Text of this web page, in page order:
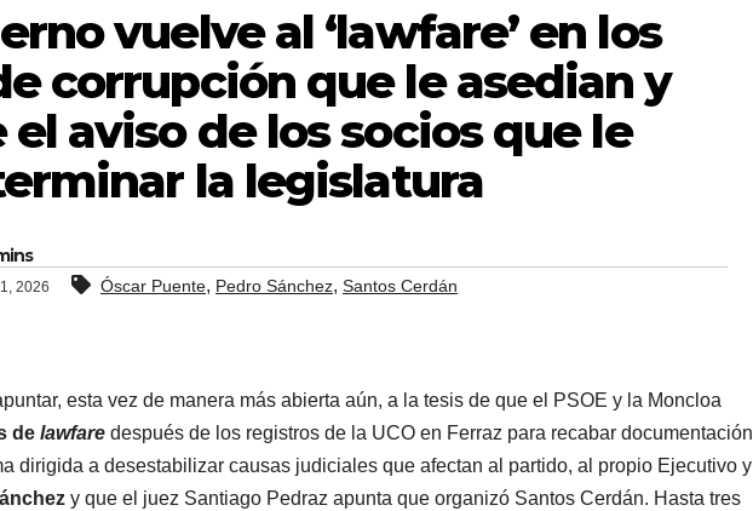
vuelve al ‘lawfare’ en los
corrupción que le asedian y
el aviso de los socios que le
la legislatura
2026 Óscar Puente, Pedro Sánchez, Santos Cerdán
esta vez de manera más abierta aún, a la tesis de que el PSOE y la Moncloa
de lawfare después de los registros de la UCO en Ferraz para recabar documentación
dirigida a desestabilizar causas judiciales que afectan al partido, al propio Ejecutivo y
y que el juez Santiago Pedraz apunta que organizó Santos Cerdán. Hasta tres